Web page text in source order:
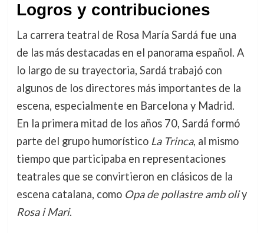
Logros y contribuciones
La carrera teatral de Rosa María Sardá fue una
de las más destacadas en el panorama español. A
lo largo de su trayectoria, Sardá trabajó con
algunos de los directores más importantes de la
escena, especialmente en Barcelona y Madrid.
En la primera mitad de los años 70, Sardá formó
parte del grupo humorístico La Trinca, al mismo
tiempo que participaba en representaciones
teatrales que se convirtieron en clásicos de la
escena catalana, como Opa de pollastre amb oliy
Rosa i Mari.